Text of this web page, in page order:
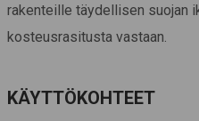
rakenteille täydellisen suojan
kosteusrasitusta vastaan.
KÄYTTÖKOHTEET